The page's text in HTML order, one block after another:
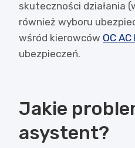
skuteczności działania
również wyboru
wśród kierowców OC
ubezpieczeń.
Jakie
asystent?